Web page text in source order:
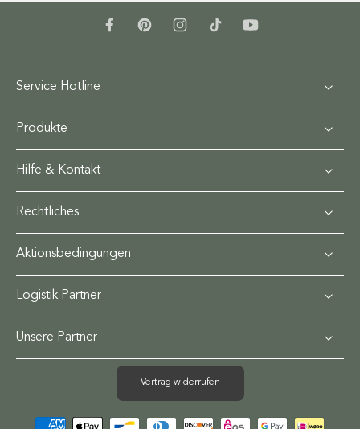
Service Hotline
Produkte
Hilfe & Kontakt
Rechtliches
Aktionsbedingungen
Logistik Partner
Unsere Partner
Vertrag widerrufen